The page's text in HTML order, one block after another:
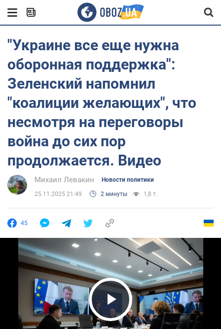
"Украине все еще нужна
оборонная поддержка":
Зеленский напомнил
"коалиции желающих", что
несмотря на переговоры
война до сих пор
продолжается. Видео
Михаил Левакин Новости политики
25.11.2025 21:49 2 минуты 1,8 т.
45
Play Video